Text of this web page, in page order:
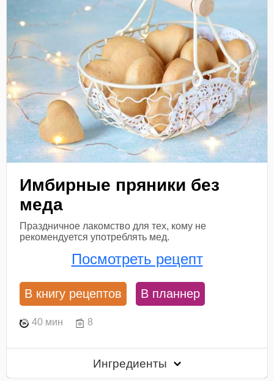
Имбирные пряники без
меда
Праздничное лакомство для тех, кому не
рекомендуется употреблять мед.
Посмотреть рецепт
В книгу рецептов В планнер
40 мин 8
Ингредиенты